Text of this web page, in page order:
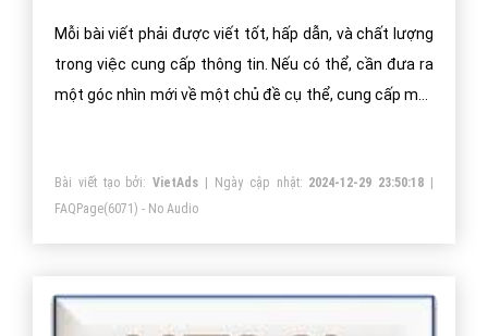
Mỗi bài viết phải được viết tốt, hấp dẫn, và chất lượng
trong việc cung cấp thông tin. Nếu có thể, cần đưa ra
một góc nhìn mới về một chủ đề cụ thể, cung cấp một
Bài viết tạo bởi:VietAds | Ngày cập nhật: 2024-12-29 23:50:18 |
FAQPage(6071) - No Audio